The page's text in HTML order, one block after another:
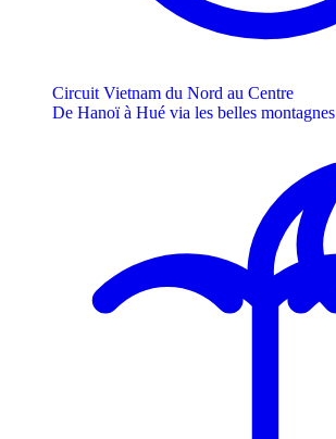
Circuit Vietnam du Nord au Centre
De Hanoï à Hué via les belles montagnes